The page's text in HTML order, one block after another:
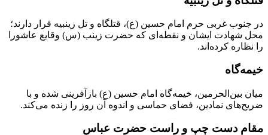
در جنوب غربی حرم امام حسین (ع)، قتلگاه و تل زینبیه قرار دارند؛
محل شهادت ایشان و نقطه‌ای که حضرت زینب (س) وقایع عاشورا
را نظاره کرده‌اند.
خیمه‌گاه
میان بین‌الحرمین، خیمه‌گاه امام حسین (ع) بازآفرینی شده و با
ضریح‌های نمادین، فضای حماسی و اندوه آن روز را زنده می‌کند.
مقام دست چپ و راست حضرت عباس